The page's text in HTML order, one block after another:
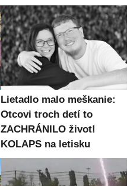
Lietadlo malo meškanie:
Otcovi troch detí to
ZACHRÁNILO život!
KOLAPS na letisku